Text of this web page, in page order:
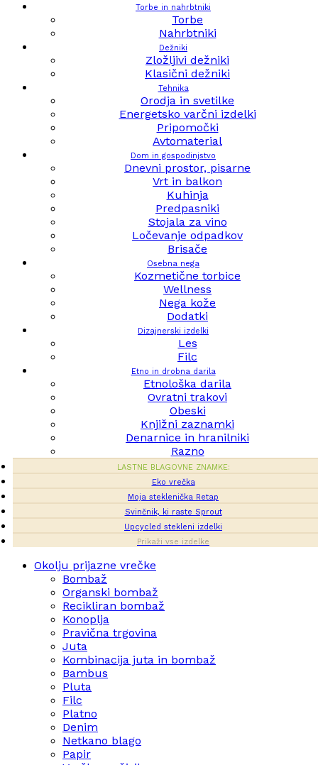
Torbe in nahrbtniki
Torbe
Nahrbtniki
Dežniki
Zložljivi dežniki
Klasični dežniki
Tehnika
Orodja in svetilke
Energetsko varčni izdelki
Pripomočki
Avtomaterial
Dom in gospodinjstvo
Dnevni prostor, pisarne
Vrt in balkon
Kuhinja
Predpasniki
Stojala za vino
Ločevanje odpadkov
Brisače
Osebna nega
Kozmetične torbice
Wellness
Nega kože
Dodatki
Dizajnerski izdelki
Les
Filc
Etno in drobna darila
Etnološka darila
Ovratni trakovi
Obeski
Knjižni zaznamki
Denarnice in hranilniki
Razno
LASTNE BLAGOVNE ZNAMKE:
Eko vrečka
Moja steklenička Retap
Svinčnik, ki raste Sprout
Upcycled stekleni izdelki
Prikaži vse izdelke
Okolju prijazne vrečke
Bombaž
Organski bombaž
Recikliran bombaž
Konoplja
Pravična trgovina
Juta
Kombinacija juta in bombaž
Bambus
Pluta
Filc
Platno
Denim
Netkano blago
Papir